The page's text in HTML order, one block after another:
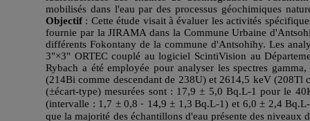
mobilisés dans l'eau par des processus géochimiques
Objectif : Cette étude visait à évaluer les activités
fournie par la JIRAMA dans la Commune Urbaine
différents Fokontany de la commune d'Antsohihy. Les
3"×3" ORTEC couplé au logiciel ScintiVision au
Rybach a été employée pour analyser les spectres
(214Bi comme descendant de 238U) et 2614,5 keV (208Tl
(±écart-type) mesurées sont : 17,9 ± 5,0 Bq.L-1 pour le
(intervalle : 1,7 ± 0,8 - 14,9 ± 1,3 Bq.L-1) et 6,0 ± 2,4
que la majorité des échantillons d'eau présente des niveaux